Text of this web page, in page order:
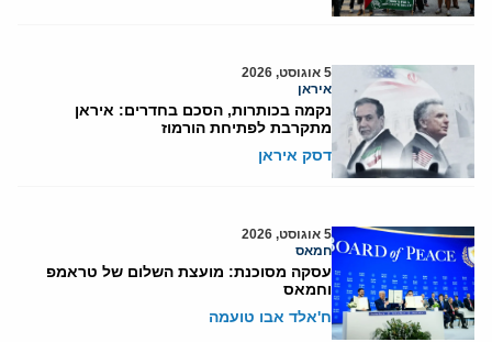
5 אוגוסט, 2026
איראן
נקמה בכותרות, הסכם בחדרים: איראן
מתקרבת לפתיחת הורמוז
דסק איראן
5 אוגוסט, 2026
חמאס
עסקה מסוכנת: מועצת השלום של טראמפ
וחמאס
ח'אלד אבו טועמה